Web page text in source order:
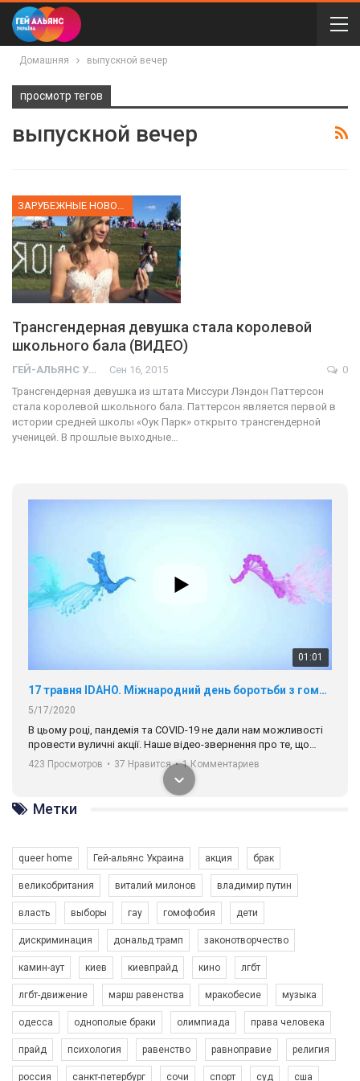
Домашняя выпускной вечер
просмотр тегов
выпускной вечер
Трансгендерная девушка стала королевой
школьного бала (ВИДЕО)
ГЕЙ-АЛЬЯНС УКРАИНА Сен 16, 2015
0
Трансгендерная девушка из штата Миссури Лэндон Паттерсон
стала королевой школьного бала. Паттерсон является первой в
истории средней школы «Оук Парк» открыто трансгендерной
ученицей. В прошлые выходные…
01:01
17 травня IDAHO. Міжнародний день боротьби з гомофобією трансфобією і біфобія.
5/17/2020
В цьому році, пандемія та COVІD-19 не дали нам можливості
провести вуличні акції. Наше відео-звернення про те, що
навіть коли ми у різних містах та не можемо зустрінеться, ми
разом. Ми закликаємо всіх хто поділяє цінності рівності та
солідарності, приєднатися до нас. Регіональні підрозділи
ГАУ є в 16 областях України.
Разом наш голос лунає гучніше!
423 Просмотров • 37 Нравится • 1 Комментариев
Зупинимо насильство проти ЛГБТ в Україні! Stop violence against LGBT in Ukraine!
6/30/2017
Емоційний та вражаючий промо-ролік на конкурс PACT, який
представляє програму "Гей-альянс Україна" з протидії
насильству проти ЛГБТ в Україні.
1.9K Просмотров • 226 Нравится • 5 Комментариев
Метки
queer home Гей-альянс Украина акция брак
великобритания виталий милонов владимир путин
власть выборы гау гомофобия дети
дискриминация дональд трамп законотворчество
камин-аут киев киевпрайд кино лгбт
лгбт-движение марш равенства мракобесие музыка
одесса однополые браки олимпиада права человека
прайд психология равенство равноправие религия
россия санкт-петербург сочи спорт суд сша